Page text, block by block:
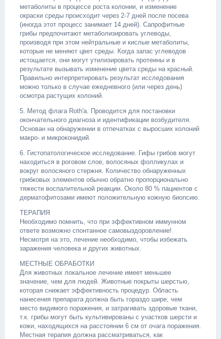
метаболиты в процессе роста колонии, и изменение
окраски среды происходит через 2-7 дней после посева
(иногда этот процесс занимает 14 дней). Сапрофитные
грибы предпочитают метаболизировать углеводы,
производя при этом нейтральные и кислые метаболиты,
которые не меняют цвет среды. Когда запас углеводов
истощается, они могут утилизировать протеины и в
результате вызывать изменение цвета среды на красный.
Правильно интерпретировать результат исследования
можно только в случае ежедневного (или через день)
осмотра растущих колоний.
5. Метод флага Roth'a. Проводится для постановки
окончательного диагноза и идентификации возбудителя.
Основан на обнаружении в отпечатках с выросших колоний
макро- и микроконидий.
6. Гистопатологическое исследование. Гифы грибов могут
находиться в роговом слое, волосяных фолликулах и
вокруг волосяного стержня. Количество обнаруженных
грибковых элементов обычно обратно пропорционально
тяжести воспалительной реакции. Около 80 % пациентов с
дерматофитозами имеют положительную кожную биопсию.
ТЕРАПИЯ
Необходимо помнить, что при эффективном иммунном
ответе возможно спонтанное самовыздоровление!
Несмотря на это, лечение необходимо, чтобы избежать
заражения человека и других животных.
МЕСТНЫЕ ОБРАБОТКИ
Для животных локальное лечение имеет меньшее
значение, чем для людей. Животные покрыты шерстью,
которая снижает эффективность процедур. Область
нанесения препарата должна быть гораздо шире, чем
место видимого поражения, и затрагивать здоровые ткани,
т.к. грибы могут быть культивированы с участков шерсти и
кожи, находящихся на расстоянии 6 см от очага поражения.
Местная терапия должна рассматриваться, как